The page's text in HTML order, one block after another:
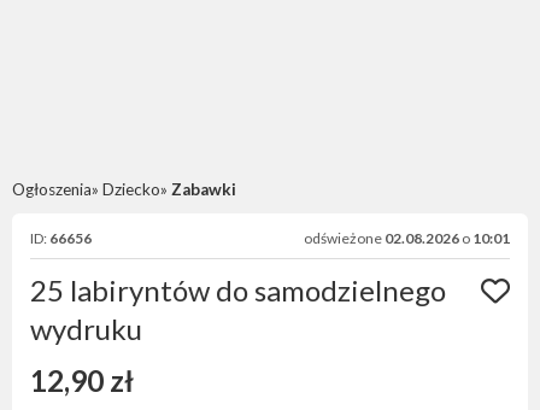
Ogłoszenia Dziecko Zabawki
ID: 66656 odświeżone 02.08.2026 o 10:01
25 labiryntów do samodzielnego
wydruku
12,90 zł